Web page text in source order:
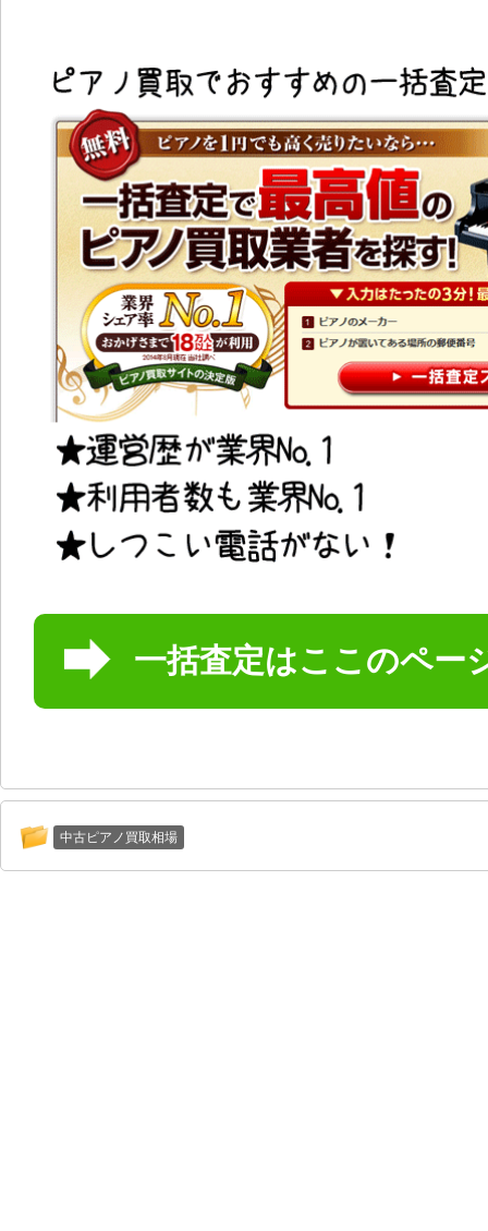
一括査定はここのペー
中古ピアノ買取相場